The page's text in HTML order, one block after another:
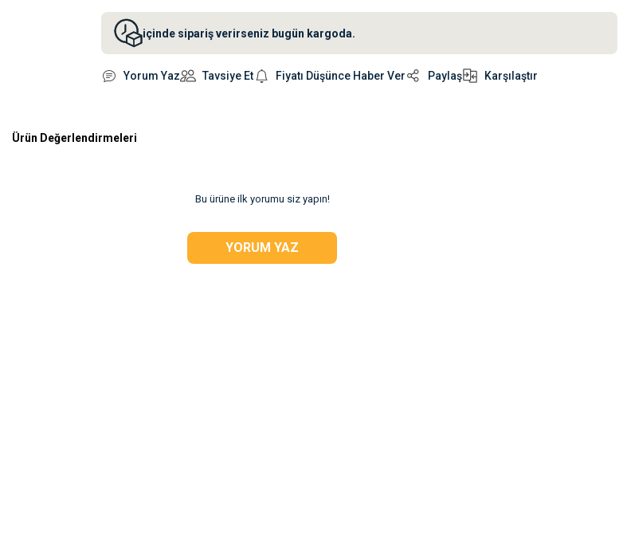
içinde sipariş verirseniz bugün kargoda.
Yorum Yaz Tavsiye Et Fiyatı Düşünce Haber Ver Paylaş Karşılaştır
Ürün Değerlendirmeleri
Bu ürüne ilk yorumu siz yapın!
YORUM YAZ